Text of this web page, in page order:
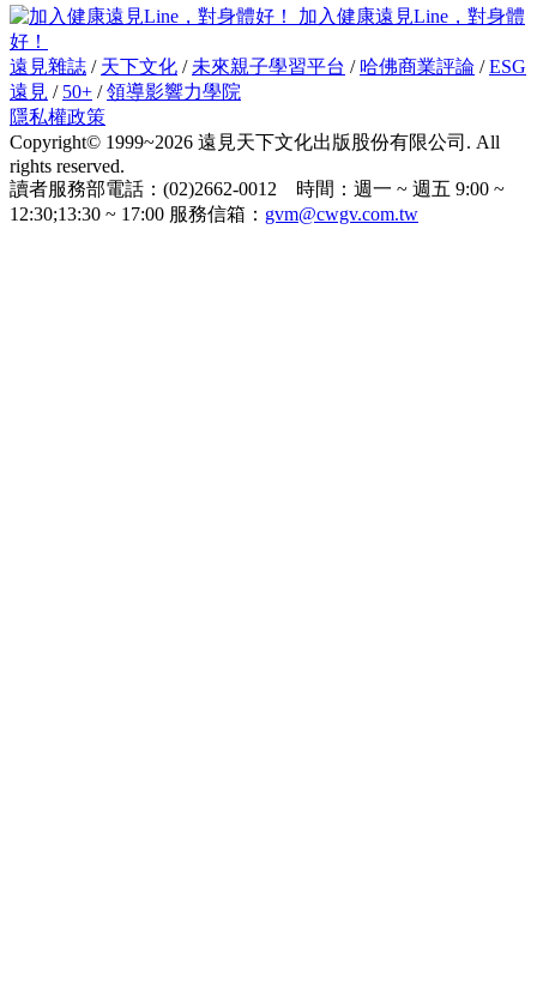
加入健康遠見Line，對身體
好！
遠見雜誌 / 天下文化 / 未來親子學習平台 / 哈佛商業評論 /ESG
遠見 / 50+ /領導影響力學院
隱私權政策
Copyright© 1999~2026 遠見天下文化出版股份有限公司. All
rights reserved.
讀者服務部電話：(02)2662-0012 時間：週一 ~ 週五 9:00 ~
12:30;13:30 ~ 17:00 服務信箱： gvm@cwgv.com.tw